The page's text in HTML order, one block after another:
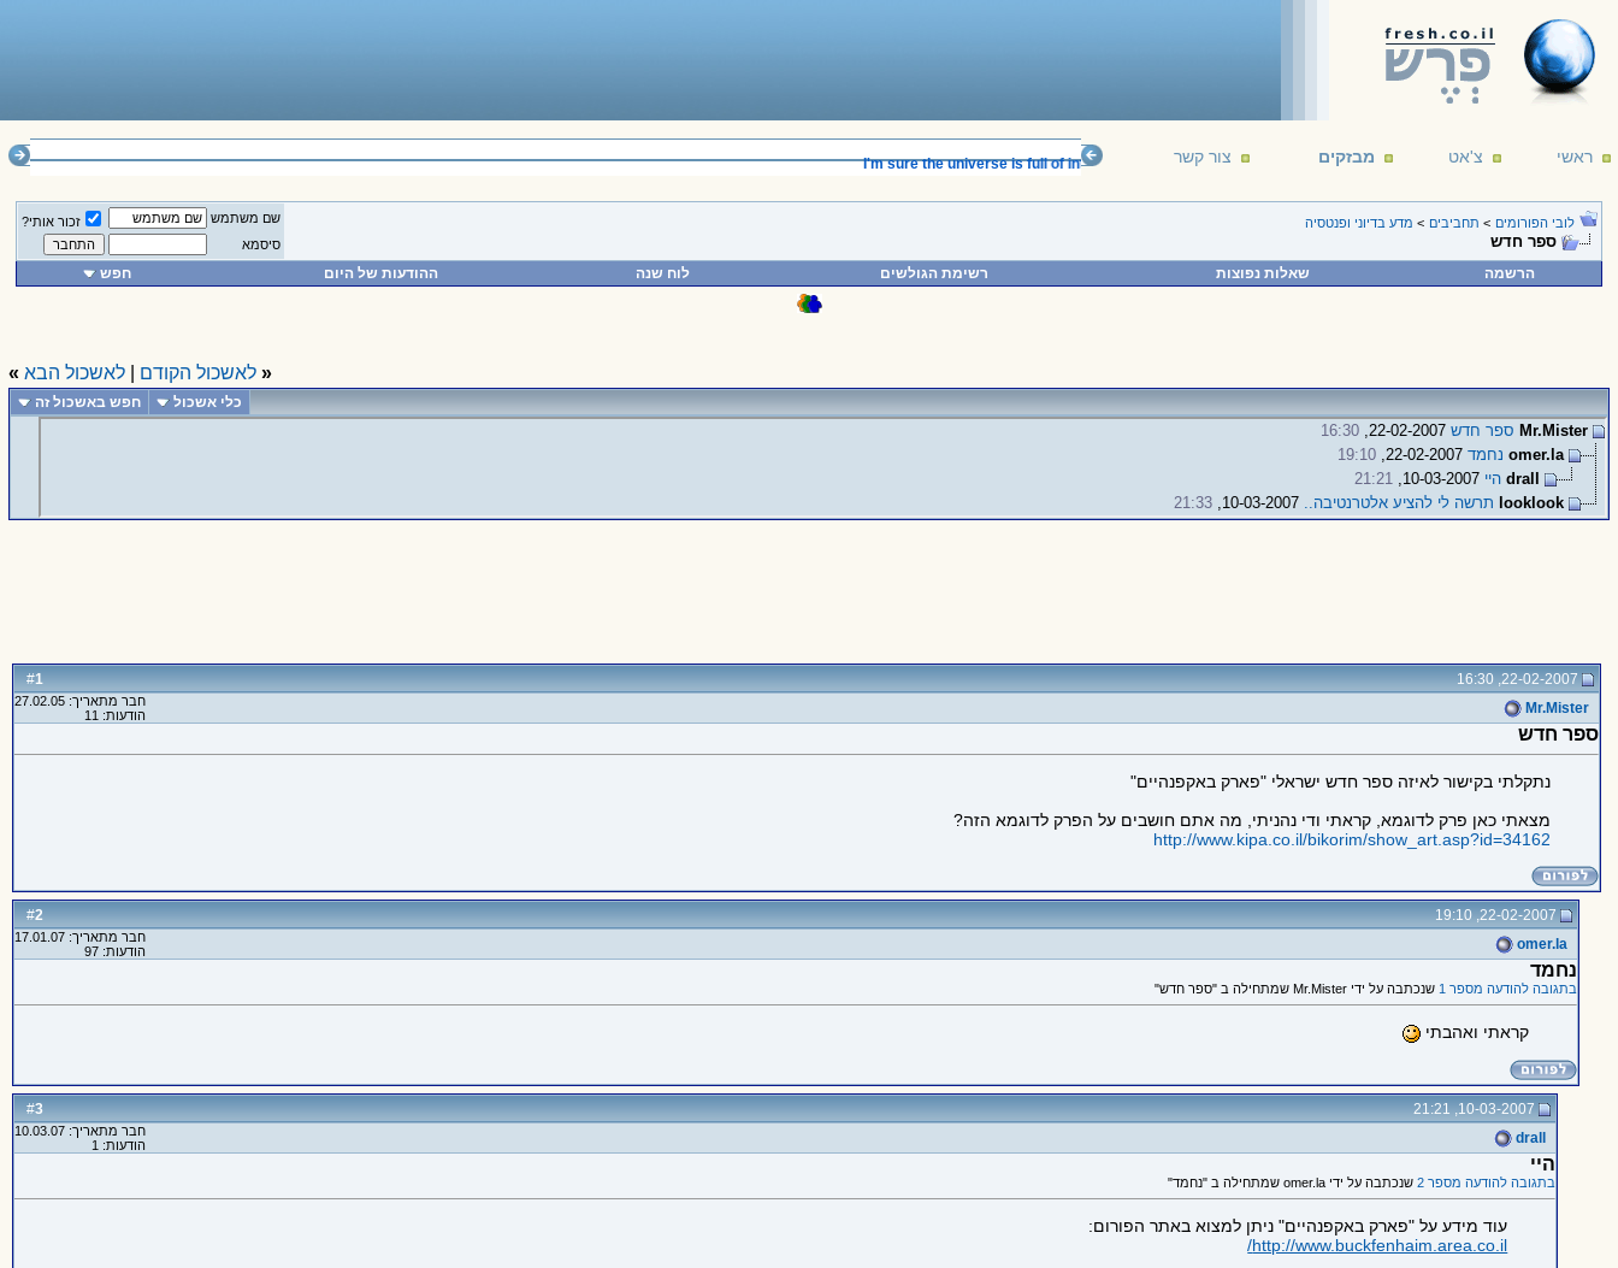
ראשי צ'אט מבזקים צור קשר
I'm sure the universe is full of intelligent life. It's just been too intelligent to come here. --- Arthur C. Clarke 16/12/
____________________________________________________
לובי הפורומים > תחביבים > מדע בדיוני ופנטסיה
ספר חדש
שם משתמש
זכור אותי?
סיסמא
הרשמה שאלות נפוצות רשימת הגולשים לוח שנה ההודעות של היום חפש
« לאשכול הקודם לאשכול הבא »
כלי אשכול חפש באשכול זה
Mr.Mister ספר חדש22-02-2007,
16:30
omer.la נחמד22-02-2007,
19:10
drall היי
21:21
looklook תרשה לי להציע אלטרנטיבה.. 21:33
#
1
22-02-2007, 16:30
Mr.Mister
חבר מתאריך: 27.02.05
הודעות: 11
ספר חדש
נתקלתי בקישור לאיזה ספר חדש ישראלי "פארק באקפנהיים"
מצאתי כאן פרק לדוגמא, קראתי ודי נהניתי, מה אתם חושבים על הפרק לדוגמא הזה?
http://www.kipa.co.il/bikorim/show_art.asp?id=34162
#
2
22-02-2007, 19:10
omer.la
חבר מתאריך: 17.01.07
הודעות: 97
נחמד
בתגובה להודעה מספר 1 שנכתבה על ידי Mr.Mister שמתחילה ב "ספר חדש"
קראתי ואהבתי
#
3
10-03-2007, 21:21
drall
חבר מתאריך: 10.03.07
הודעות: 1
היי
בתגובה להודעה מספר 2 שנכתבה על ידי omer.la שמתחילה ב "נחמד"
עוד מידע על "פארק באקפנהיים" ניתן למצוא באתר הפורום:
http://www.buckfenhaim.area.co.il/